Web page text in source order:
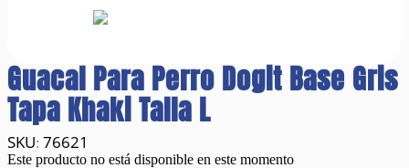
Guacal Para Perro Dogit Base Gris
Tapa Khaki Talla L
: 76621
Este producto no está disponible en este momento